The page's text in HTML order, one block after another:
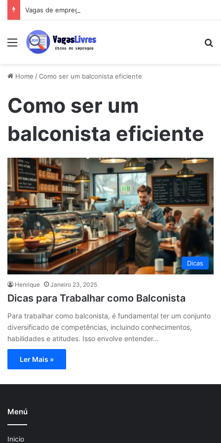
Menu
Home /Como ser um balconista eficiente
Como ser um
balconista eficiente
Dicas
Henrique Janeiro 23, 2025
Dicas para Trabalhar como Balconista
Para trabalhar como balconista, é fundamental ter um conjunto
diversificado de competências, incluindo conhecimentos,
habilidades e atitudes. Isso envolve entender…
Ler Mais »
Menú
Inicio